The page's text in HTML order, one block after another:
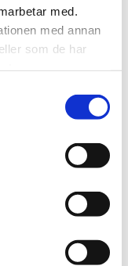
med.
med annan
som de har
1946942
Davidoff
på 21 mm.